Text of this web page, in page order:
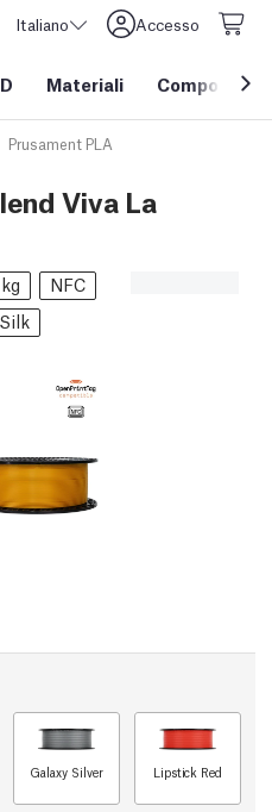
d'America
Italiano Accesso
Materiali Componenti
Prusament PLA
Viva La
NFC
Silk
Galaxy Silver Lipstick Red